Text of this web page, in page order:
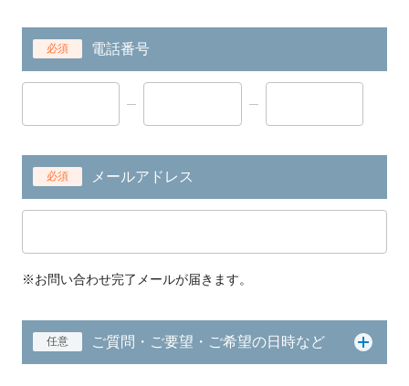
必須 電話番号
必須 メールアドレス
※お問い合わせ完了メールが届きます。
任意 ご質問・ご要望・ご希望の日時など